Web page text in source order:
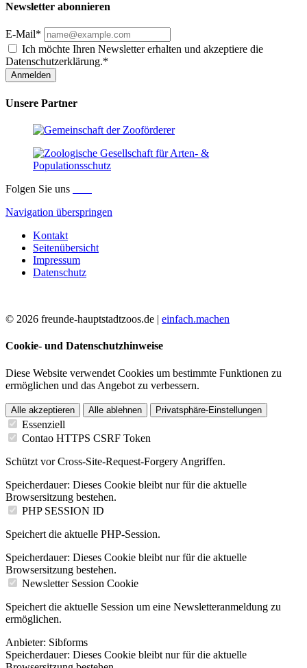
Newsletter abonnieren
E-Mail*
Ich möchte Ihren Newsletter erhalten und akzeptiere die
Datenschutzerklärung.*
Anmelden
Unsere Partner
Folgen Sie uns
Navigation überspringen
Kontakt
Seitenübersicht
Impressum
Datenschutz
© 2026 freunde-hauptstadtzoos.de | einfach.machen
Cookie- und Datenschutzhinweise
Diese Website verwendet Cookies um bestimmte Funktionen zu
ermöglichen und das Angebot zu verbessern.
Alle akzeptieren Alle ablehnen Privatsphäre-Einstellungen
Essenziell
Contao HTTPS CSRF Token
Schützt vor Cross-Site-Request-Forgery Angriffen.
Speicherdauer: Dieses Cookie bleibt nur für die aktuelle
Browsersitzung bestehen.
PHP SESSION ID
Speichert die aktuelle PHP-Session.
Speicherdauer: Dieses Cookie bleibt nur für die aktuelle
Browsersitzung bestehen.
Newsletter Session Cookie
Speichert die aktuelle Session um eine Newsletteranmeldung zu
ermöglichen.
Anbieter: Sibforms
Speicherdauer: Dieses Cookie bleibt nur für die aktuelle